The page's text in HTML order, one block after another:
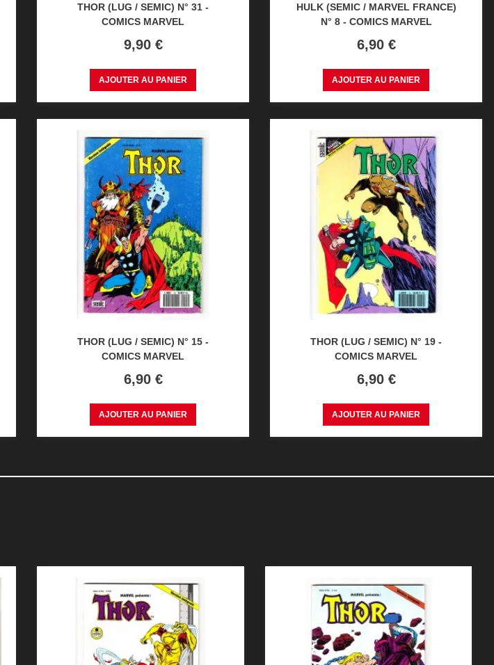
THOR (LUG / SEMIC) N° 31 -
COMICS MARVEL
Prix
9,90 €
AJOUTER AU PANIER
HULK (SEMIC / MARVEL FRANCE)
N° 8 - COMICS MARVEL
Prix
6,90 €
AJOUTER AU PANIER
THOR (LUG / SEMIC) N° 15 -
COMICS MARVEL
Prix
6,90 €
AJOUTER AU PANIER
THOR (LUG / SEMIC) N° 19 -
COMICS MARVEL
Prix
6,90 €
AJOUTER AU PANIER